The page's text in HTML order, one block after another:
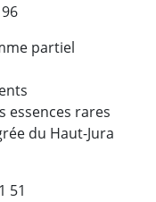
partiel
essences rares
du Haut-Jura
51